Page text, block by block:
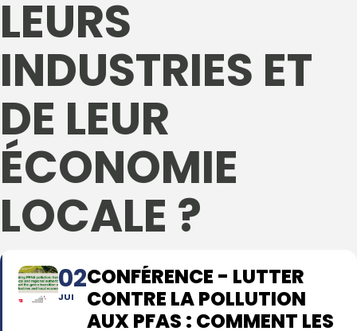
LEURS
INDUSTRIES ET
DE LEUR
ÉCONOMIE
LOCALE ?
02
JUI
CONFÉRENCE - LUTTER
CONTRE LA POLLUTION
AUX PFAS : COMMENT LES